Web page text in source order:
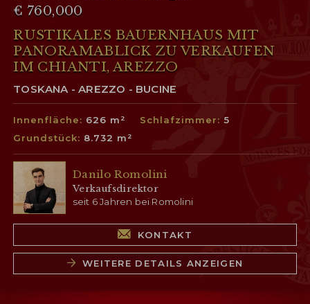
€ 760,000
RUSTIKALES BAUERNHAUS MIT
PANORAMABLICK ZU VERKAUFEN
IM CHIANTI, AREZZO
TOSKANA - AREZZO - BUCINE
Innenfläche: 626 m² Schlafzimmer:5
Grundstück: 8.732 m²
Danilo Romolini
Verkaufsdirektor
seit 6 Jahren bei Romolini
KONTAKT
WEITERE DETAILS ANZEIGEN